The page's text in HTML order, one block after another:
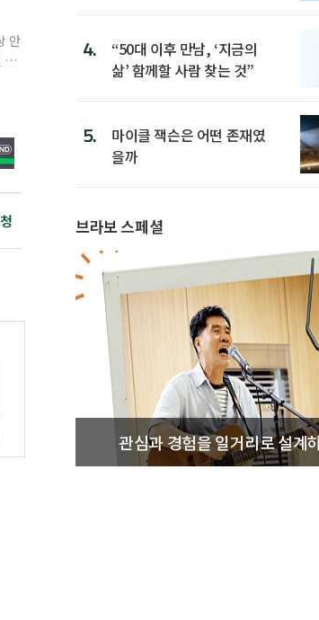
안
노
4.
“50대 이후 만남, ‘지금의
삶’ 함께할 사람 찾는 것”
5.
마이클 잭슨은 어떤 존재였
을까
브라보 스페셜
관심과 경험을 일거리로 설계